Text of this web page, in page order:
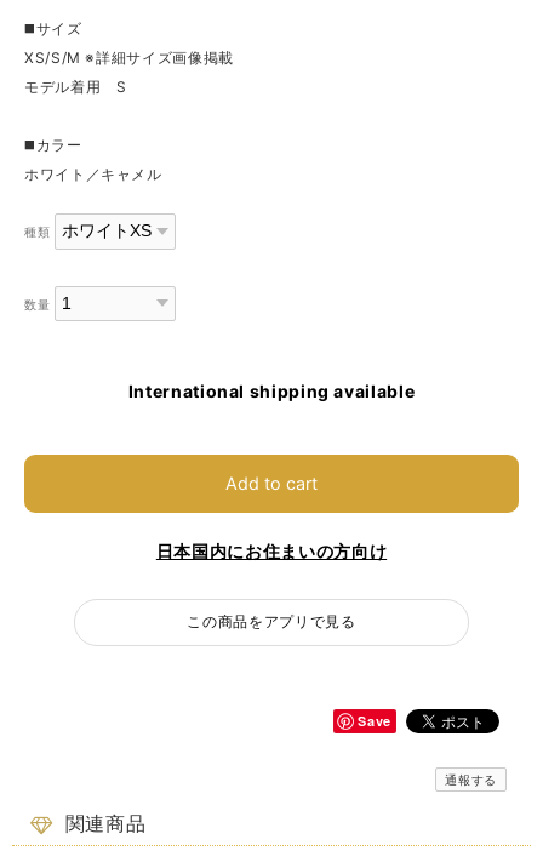
◼️サイズ
XS/S/M ※詳細サイズ画像掲載
モデル着用 S
◼️カラー
ホワイト／キャメル
種類
数量
International shipping available
Add to cart
日本国内にお住まいの方向け
この商品をアプリで見る
Save
通報する
関連商品